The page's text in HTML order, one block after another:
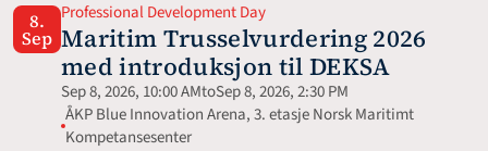
8.
Sep
Professional Development Day
Maritim Trusselvurdering 2026
med introduksjon til DEKSA
Sep 8, 2026, 10:00 AMtoSep 8, 2026, 2:30 PM
ÅKP Blue Innovation Arena, 3. etasje Norsk Maritimt
Kompetansesenter